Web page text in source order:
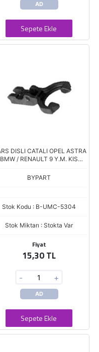
AD
Sepete Ekle
DISLI CATALI OPEL ASTRA
/ RENAULT 9 Y.M. KISA
BYPART
Stok Kodu : B-UMC-5304
Stok Miktarı : Stokta Var
Fiyat
15,30 TL
- +
AD
Sepete Ekle